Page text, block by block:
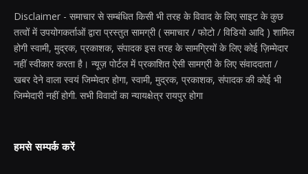
Disclaimer - समाचार से सम्बंधित किसी भी तरह के विवाद के लिए साइट के कुछ
तत्वों में उपयोगकर्ताओं द्वारा प्रस्तुत सामग्री ( समाचार / फोटो / विडियो आदि ) शामिल
होगी स्वामी, मुद्रक, प्रकाशक, संपादक इस तरह के सामग्रियों के लिए कोई ज़िम्मेदार
नहीं स्वीकार करता है। न्यूज़ पोर्टल में प्रकाशित ऐसी सामग्री के लिए संवाददाता /
खबर देने वाला स्वयं जिम्मेदार होगा, स्वामी, मुद्रक, प्रकाशक, संपादक की कोई भी
जिम्मेदारी नहीं होगी. सभी विवादों का न्यायक्षेत्र रायपुर होगा
हमसे सम्पर्क करें